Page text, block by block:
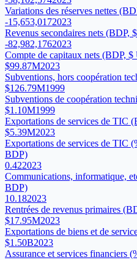
Variations des réserves nettes
-15,653,0172023
Revenus secondaires nets (BDP,
-82,982,1762023
Compte de capitaux nets (BDP, $
$99.87M2023
Subventions, hors coopération
$126.79M1999
Subventions de coopération
$1.10M1999
Exportations de services de TIC
$5.39M2023
Exportations de services de TIC
BDP)
0.422023
Communications, informatique,
BDP)
10.182023
Rentrées de revenus primaires
$17.95M2023
Exportations de biens et de
$1.50B2023
Assurance et services financiers